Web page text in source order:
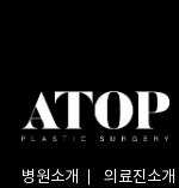
병원소개 의료진소개